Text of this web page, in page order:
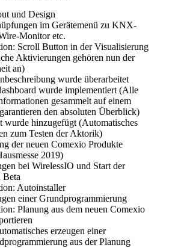
und Design
im Gerätemenü zu KNX-
Monitor etc.
Scroll Button in der Visualisierung
Aktivierungen gehören nun der
an)
wurde überarbeitet
wurde implementiert (Alle
gesammelt auf einem
den absoluten Überblick)
wurde hinzugefügt (Automatisches
zum Testen der Aktorik)
der neuen Comexio Produkte
2019)
bei WirelessIO und Start der
Beta
Autoinstaller
einer Grundprogrammierung
Planung aus dem neuen Comexio
erzeugen einer
aus der Planung